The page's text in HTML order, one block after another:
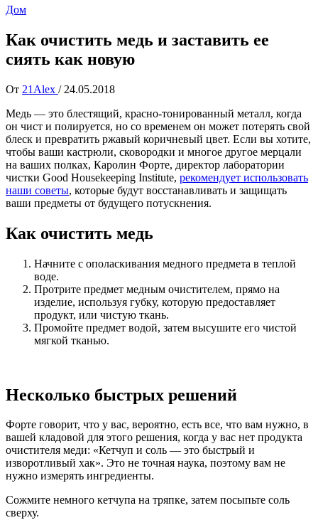
Дом
Как очистить медь и заставить ее
сиять как новую
От 21Alex / 24.05.2018
Медь — это блестящий, красно-тонированный металл, когда
он чист и полируется, но со временем он может потерять свой
блеск и превратить ржавый коричневый цвет. Если вы хотите,
чтобы ваши кастрюли, сковородки и многое другое мерцали
на ваших полках, Каролин Форте, директор лаборатории
чистки Good Housekeeping Institute, рекомендует использовать
наши советы, которые будут восстанавливать и защищать
ваши предметы от будущего потускнения.
Как очистить медь
Начните с ополаскивания медного предмета в теплой
воде.
Протрите предмет медным очистителем, прямо на
изделие, используя губку, которую предоставляет
продукт, или чистую ткань.
Промойте предмет водой, затем высушите его чистой
мягкой тканью.
Несколько быстрых решений
Форте говорит, что у вас, вероятно, есть все, что вам нужно, в
вашей кладовой для этого решения, когда у вас нет продукта
очистителя меди: «Кетчуп и соль — это быстрый и
изворотливый хак». Это не точная наука, поэтому вам не
нужно измерять ингредиенты.
Сожмите немного кетчупа на тряпке, затем посыпьте соль
сверху.